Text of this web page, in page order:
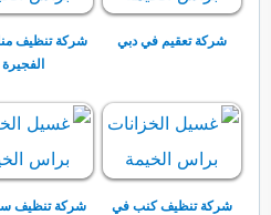
شركة تعقيم في دبي
شركة تنظيف
الفجيرة
شركة تنظيف كنب في شركة تنظيف